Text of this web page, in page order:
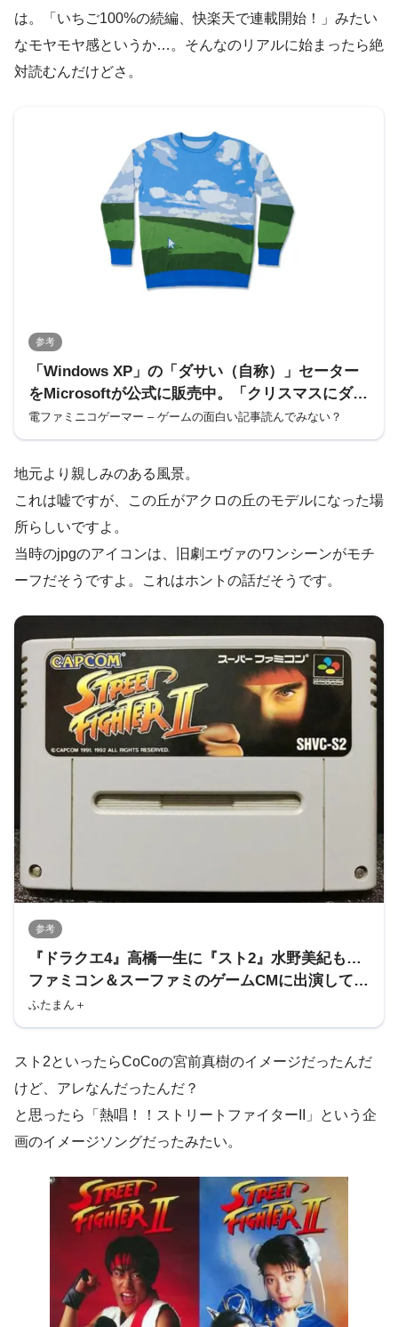
は。「いちご100%の続編、快楽天で連載開始！」みたい
なモヤモヤ感というか…。そんなのリアルに始まったら絶
対読むんだけどさ。
参考
「Windows XP」の「ダサい（自称）」セーター
をMicrosoftが公式に販売中。「クリスマスにダサ
いセーターを着る」欧米の文化にちなんだ商品
で、デスクトップ壁紙「草原」を大胆に描く
電ファミニコゲーマー – ゲームの面白い記事読んでみない？
地元より親しみのある風景。
これは嘘ですが、この丘がアクロの丘のモデルになった場
所らしいですよ。
当時のjpgのアイコンは、旧劇エヴァのワンシーンがモチ
ーフだそうですよ。これはホントの話だそうです。
参考
『ドラクエ4』高橋一生に『スト2』水野美紀も…
ファミコン＆スーファミのゲームCMに出演してい
た意外な芸能人たち | 概要 | ゲーム | 最新コラム |
ふたまん＋
ふたまん＋
スト2といったらCoCoの宮前真樹のイメージだったんだ
けど、アレなんだったんだ？
と思ったら「熱唱！！ストリートファイターII」という企
画のイメージソングだったみたい。